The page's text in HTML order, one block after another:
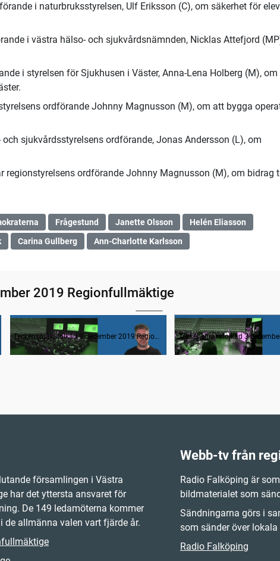
i naturbruksstyrelsen, Ulf Eriksson (C), om säkerhet för
i västra hälso- och sjukvårdsnämnden, Nicklas Attefjord
i styrelsen för Sjukhusen i Väster, Anna-Lena Holberg (M), om
ordförande Johnny Magnusson (M), om att bygga
sjukvårdsstyrelsens ordförande, Jonas Andersson (L), om
regionstyrelsens ordförande Johnny Magnusson (M), om bidrag
Frågestund Janette Olsson
Helén Eliasson
Carina Gullberg Ann-Charlotte Karlsson
2019 Regionfullmäktige
Teckenspråkstolkad 3 december 2019 Regionfullmäktige
Frågestund
församlingen i Västra
har det yttersta ansvaret för
De 149 ledamöterna kommer
allmänna valen vart fjärde år.
Webb-tv från
Radio Falköping är
bildmaterialet som
Sändningarna görs i
som sänder över
Radio Falköping